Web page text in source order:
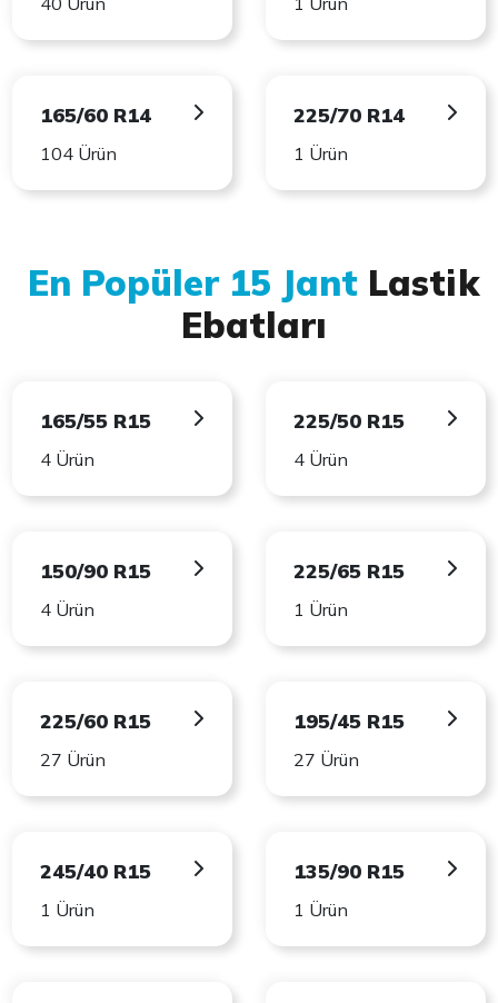
165/60 R14
104 Ürün
225/70 R14
1 Ürün
En Popüler 15 Jant Lastik
Ebatları
165/55 R15
4 Ürün
225/50 R15
4 Ürün
150/90 R15
4 Ürün
225/65 R15
1 Ürün
225/60 R15
27 Ürün
195/45 R15
27 Ürün
245/40 R15
1 Ürün
135/90 R15
1 Ürün